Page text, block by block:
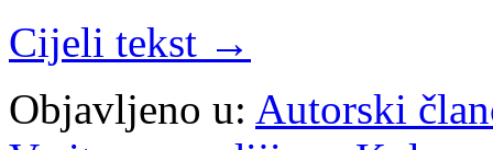
Cijeli tekst →
Objavljeno u: Autorski